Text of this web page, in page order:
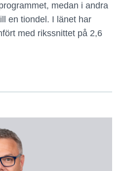
medan i andra
en tiondel. I länet har
med rikssnittet på 2,6